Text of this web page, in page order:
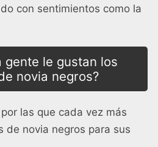
con sentimientos como la
gente le gustan los
novia negros?
las que cada vez más
de novia negros para sus